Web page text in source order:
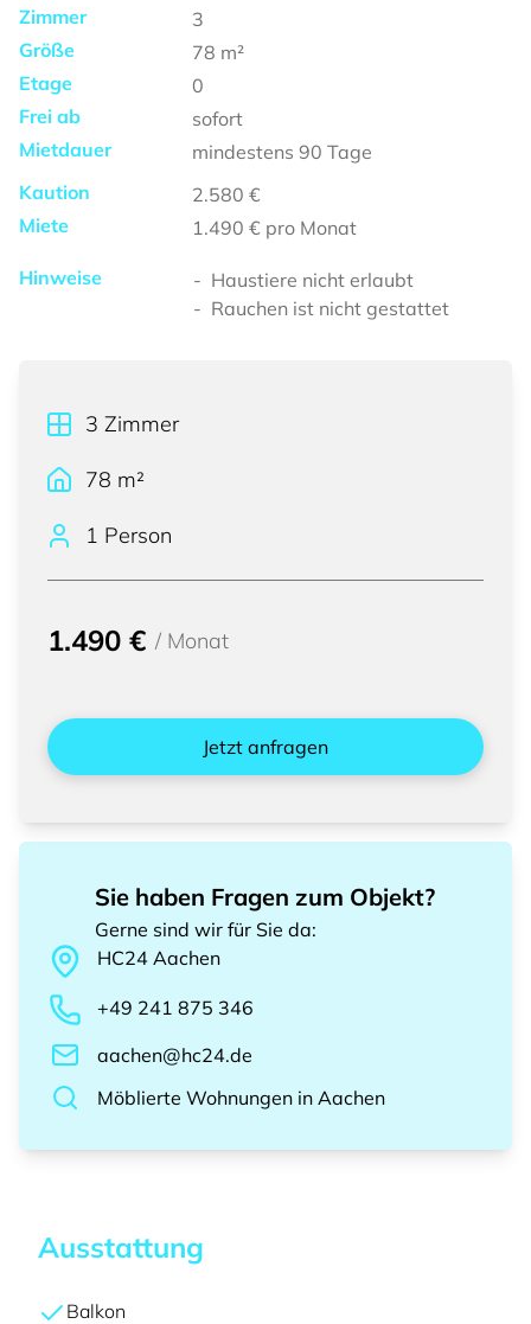
Zimmer
3
Größe
78 m²
Etage
0
Frei ab
sofort
Mietdauer
mindestens 90 Tage
Kaution
2.580 €
Miete
1.490 € pro Monat
Hinweise
Haustiere nicht erlaubt
Rauchen ist nicht gestattet
3 Zimmer
78 m²
1 Person
1.490 € / Monat
Jetzt anfragen
Sie haben Fragen zum Objekt?
Gerne sind wir für Sie da:
HC24 Aachen
+49 241 875 346
aachen@hc24.de
Möblierte Wohnungen in Aachen
Ausstattung
Balkon